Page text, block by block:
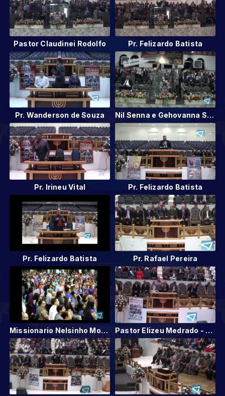
Pastor Claudinei Rodolfo Pr. Felizardo Batista
Pr. Wanderson de Souza Nil Senna e Gehovanna Senna
Pr. Irineu Vital Pr. Felizardo Batista
Pr. Felizardo Batista Pr. Rafael Pereira
Missionario Nelsinho Moçambique Pastor Elizeu Medrado - Missionário no Paraguai